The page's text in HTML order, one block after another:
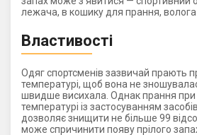
лежача, в кошику для прання, волога
Властивості
Одяг спортсменів зазвичай прають
температурі, щоб вона не
швидше висихала. Однак прання при
температурі із застосуванням
дозволяє знищити не більше 99
може спричинити появу прілого